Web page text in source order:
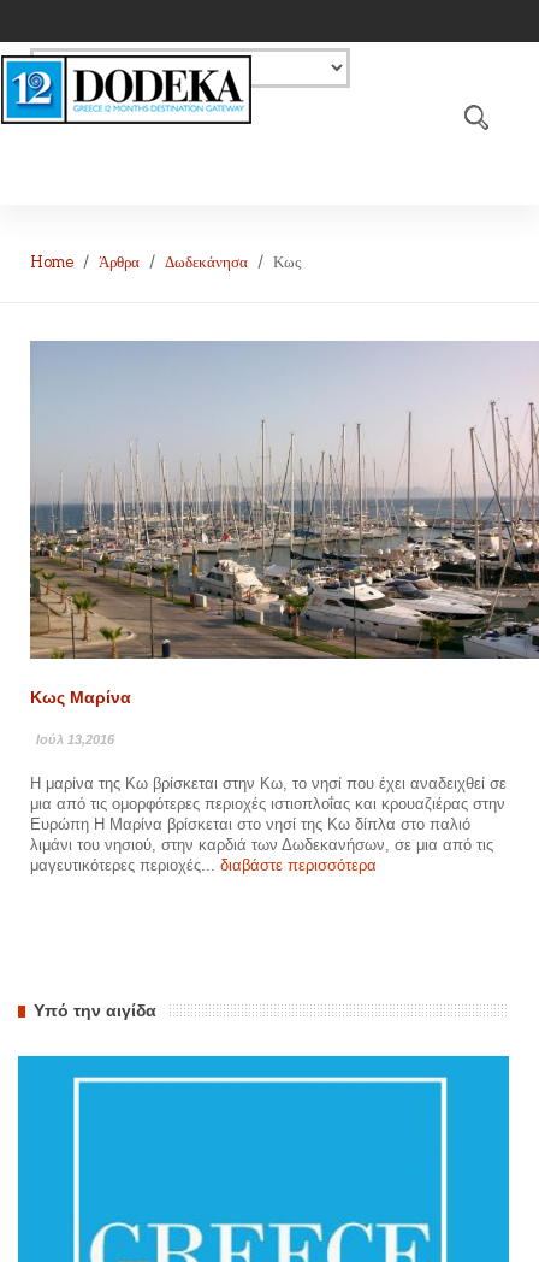
Home Άρθρα Δωδεκάνησα Κως
Κως Μαρίνα
Ιούλ 13,2016
Η μαρίνα της Κω βρίσκεται στην Κω, το νησί που έχει αναδειχθεί σε
μια από τις ομορφότερες περιοχές ιστιοπλοΐας και κρουαζιέρας στην
Ευρώπη Η Μαρίνα βρίσκεται στο νησί της Κω δίπλα στο παλιό
λιμάνι του νησιού, στην καρδιά των Δωδεκανήσων, σε μια από τις
μαγευτικότερες περιοχές... διαβάστε περισσότερα
Υπό την αιγίδα